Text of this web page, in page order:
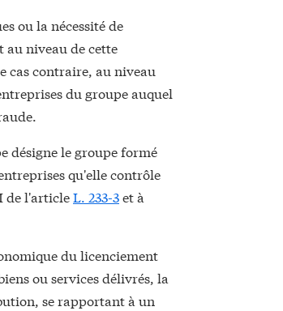
ou la nécessité de
niveau de cette
cas contraire, au niveau
du groupe auquel
désigne le groupe formé
qu'elle contrôle
de l'articleL. 233-3et à
du licenciement
ou services délivrés, la
se rapportant à un